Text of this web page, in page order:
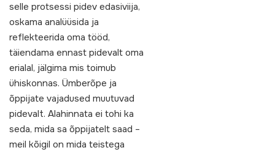
selle protsessi pidev edasiviija,
oskama analüüsida ja
reflekteerida oma tööd,
täiendama ennast pidevalt oma
erialal, jälgima mis toimub
ühiskonnas. Ümberõpe ja
õppijate vajadused muutuvad
pidevalt. Alahinnata ei tohi ka
seda, mida sa õppijatelt saad –
meil kõigil on mida teistega